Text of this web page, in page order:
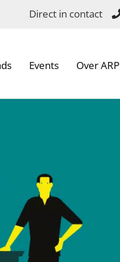
Direct in contact
Events Over ARP